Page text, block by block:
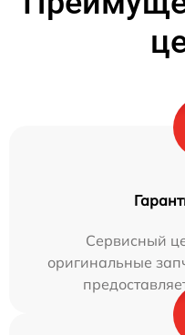
Сервисный
оригинальные